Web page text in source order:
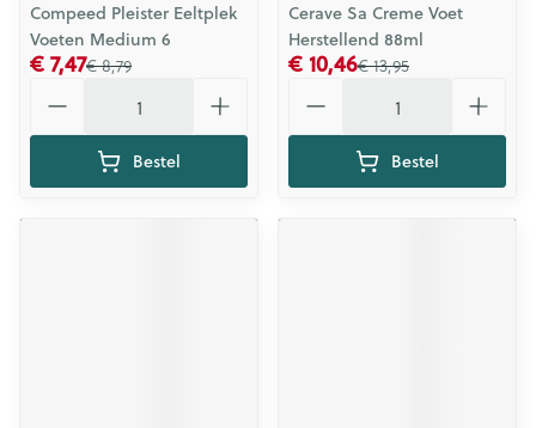
Compeed Pleister Eeltplek
Voeten Medium 6
€ 8,79
€ 7,47
Bestel
Cerave Sa Creme Voet
Herstellend 88ml
€ 13,95
€ 10,46
Bestel